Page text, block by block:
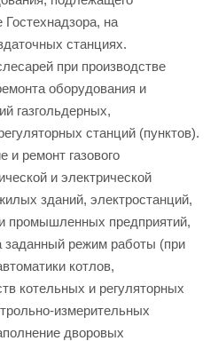
Гостехнадзора, на
станциях.
при производстве
оборудования и
газгольдерных,
станций (пунктов).
и ремонт газового
и электрической
зданий, электростанций,
промышленных предприятий,
заданный режим работы (при
котлов,
котельных и регуляторных
измерительных
дворовых